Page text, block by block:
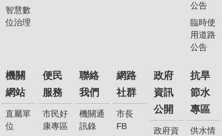
智慧數
位治理
公告
臨時使
用道路
公告
機關
網站
直屬單
位
便民
服務
市民好
康專區
聯絡
我們
機關通
訊錄
網路
社群
市長
FB
政府
資訊
公開
政府資
抗旱
節水
專區
供水情